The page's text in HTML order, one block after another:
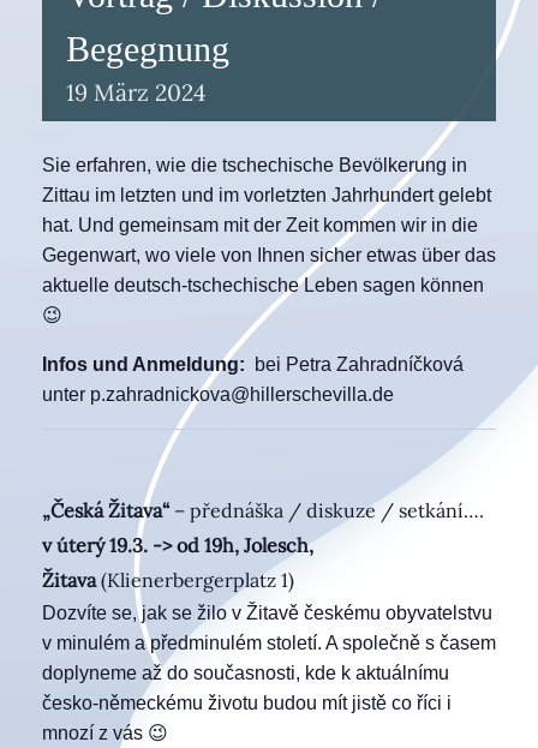
Begegnung
19 März 2024
Sie erfahren, wie die tschechische Bevölkerung in
Zittau im letzten und im vorletzten Jahrhundert gelebt
hat. Und gemeinsam mit der Zeit kommen wir in die
Gegenwart, wo viele von Ihnen sicher etwas über das
aktuelle deutsch-tschechische Leben sagen können
😉
Infos und Anmeldung:
bei Petra Zahradníčková
unter p.zahradnickova@hillerschevilla.de
„Česká Žitava“– přednáška / diskuze / setkání….
v úterý 19.3. ->od 19h, Jolesch,
Žitava(Klienerbergerplatz 1)
Dozvíte se, jak se žilo v Žitavě českému obyvatelstvu
v minulém a předminulém století. A společně s časem
doplyneme až do současnosti, kde k aktuálnímu
česko-německému životu budou mít jistě co říci i
mnozí z vás 😉